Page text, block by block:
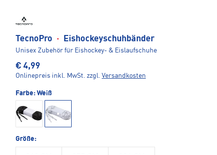
TecnoPro · Eishockeyschuhbänder
Unisex Zubehör für Eishockey- & Eislaufschuhe
€ 4,99
Onlinepreis inkl. MwSt. zzgl. Versandkosten
Farbe: Weiß
Größe: